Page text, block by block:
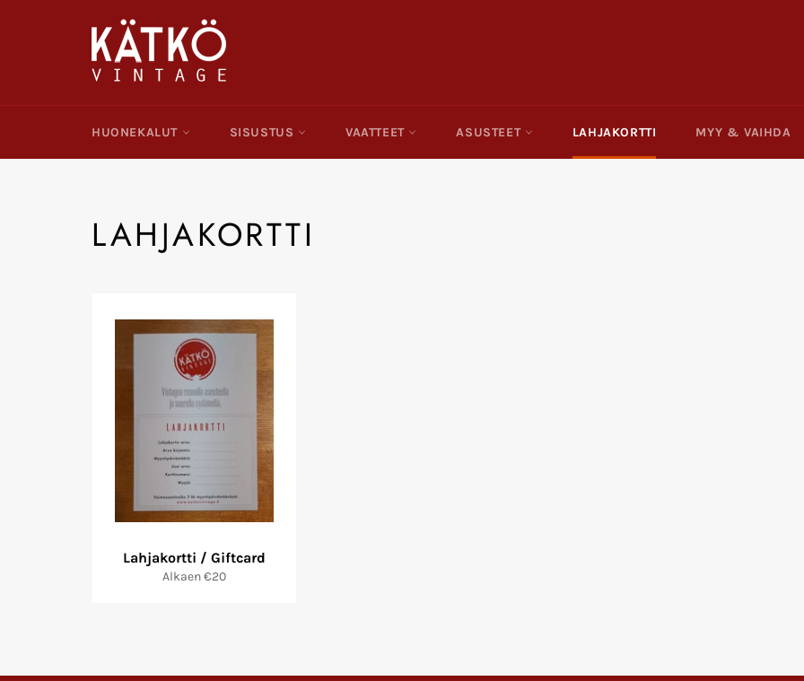
HUONEKALUT SISUSTUS VAATTEET ASUSTEET LAHJAKORTTI MYY & VAIHDA
LAHJAKORTTI
Lahjakortti / Giftcard
Alkaen €20